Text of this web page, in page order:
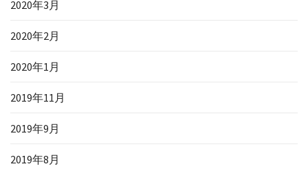
2020年3月
2020年2月
2020年1月
2019年11月
2019年9月
2019年8月